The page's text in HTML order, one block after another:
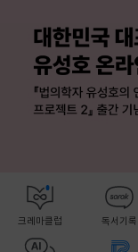
크레마클럽 독서기록